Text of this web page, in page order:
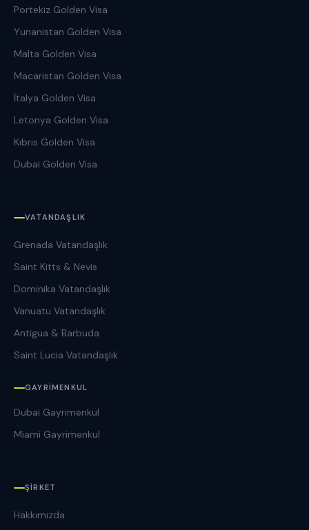
Portekiz Golden Visa
Yunanistan Golden Visa
Malta Golden Visa
Macaristan Golden Visa
İtalya Golden Visa
Letonya Golden Visa
Kıbrıs Golden Visa
Dubai Golden Visa
VATANDAŞLIK
Grenada Vatandaşlık
Saint Kitts & Nevis
Dominika Vatandaşlık
Vanuatu Vatandaşlık
Antigua & Barbuda
Saint Lucia Vatandaşlık
GAYRIMENKUL
Dubai Gayrimenkul
Miami Gayrimenkul
ŞIRKET
Hakkımızda